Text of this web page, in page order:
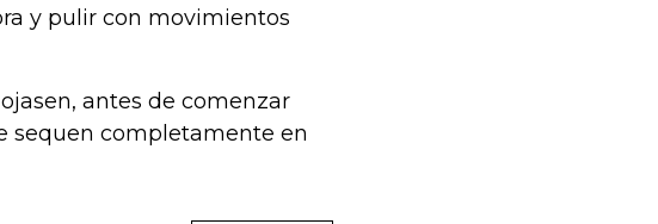
y pulir con movimientos
antes de comenzar
sequen completamente en